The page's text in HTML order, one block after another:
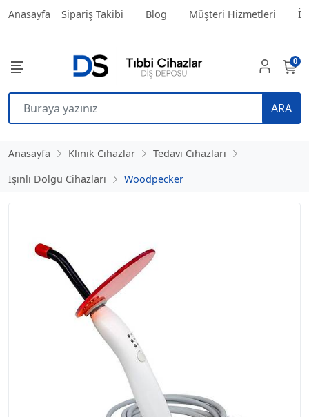
Anasayfa Sipariş Takibi Blog Müşteri Hizmetleri
ARA
0
Anasayfa Klinik Cihazlar
Tedavi Cihazları
Işınlı Dolgu Cihazları
Woodpecker